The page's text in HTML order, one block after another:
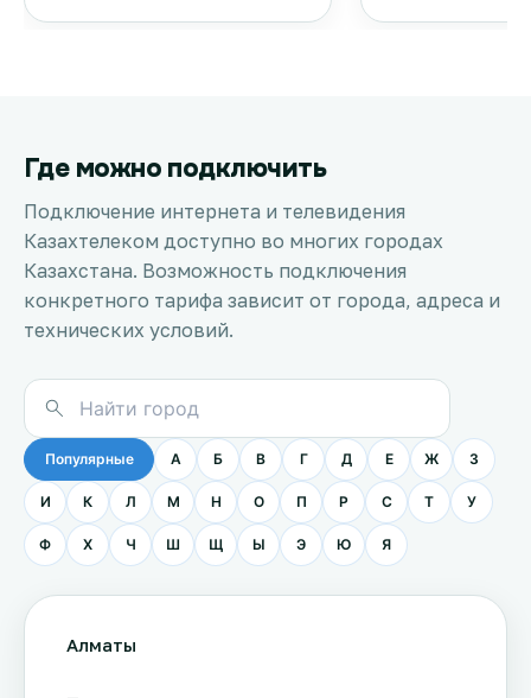
Где можно подключить
Подключение интернета и телевидения
Казахтелеком доступно во многих городах
Казахстана. Возможность подключения
конкретного тарифа зависит от города, адреса и
технических условий.
Популярные А Б В Г Д Е Ж З
И К Л М Н О П Р С Т У
Ф Х Ч Ш Щ Ы Э Ю Я
Алматы